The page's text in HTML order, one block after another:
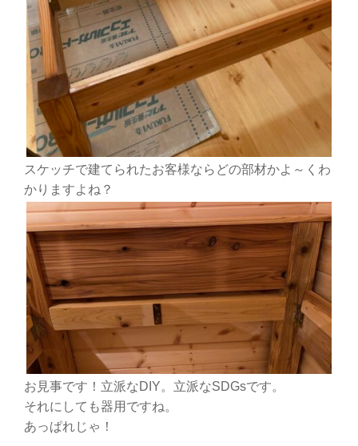
スケッチで建てられたお客様ならどの部材かよ～くわ
かりますよね？
お見事です！立派なDIY。立派なSDGsです。
それにしても器用ですね。
あっぱれじゃ！